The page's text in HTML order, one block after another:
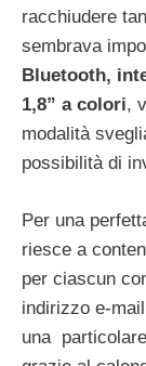
racchiudere
sembrava
Bluetooth,
1,8” a colori,
modalità
possibilità di
Per una
riesce a
per ciascun
indirizzo e-
una